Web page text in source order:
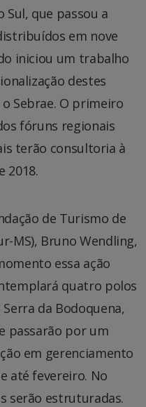
que passou a
em nove
iniciou um trabalho
destes
Sebrae. O primeiro
fóruns regionais
terão consultoria à
2018.
de Turismo de
MS), Bruno Wendling,
essa ação
quatro polos
da Bodoquena,
passarão por um
em gerenciamento
até fevereiro. No
serão estruturadas.